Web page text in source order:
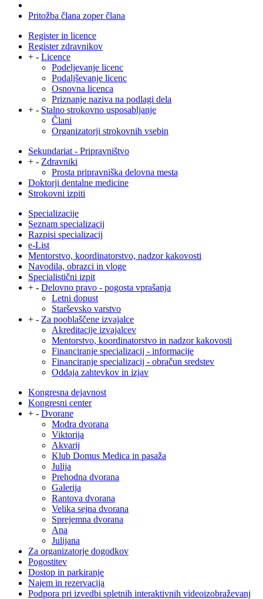
Pritožba člana zoper člana
Register in licence
Register zdravnikov
+ - Licence
Podeljevanje licenc
Podaljševanje licenc
Osnovna licenca
Priznanje naziva na podlagi dela
+ - Stalno strokovno usposabljanje
Člani
Organizatorji strokovnih vsebin
Sekundariat - Pripravništvo
+ - Zdravniki
Prosta pripravniška delovna mesta
Doktorji dentalne medicine
Strokovni izpiti
Specializacije
Seznam specializacij
Razpisi specializacij
e-List
Mentorstvo, koordinatorstvo, nadzor kakovosti
Navodila, obrazci in vloge
Specialistični izpit
+ - Delovno pravo - pogosta vprašanja
Letni dopust
Starševsko varstvo
+ - Za pooblaščene izvajalce
Akreditacije izvajalcev
Mentorstvo, koordinatorstvo in nadzor kakovosti
Financiranje specializacij - informacije
Financiranje specializacij - obračun sredstev
Oddaja zahtevkov in izjav
Kongresna dejavnost
Kongresni center
+ - Dvorane
Modra dvorana
Viktorija
Akvarij
Klub Domus Medica in pasaža
Julija
Prehodna dvorana
Galerija
Rantova dvorana
Velika sejna dvorana
Sprejemna dvorana
Ana
Julijana
Za organizatorje dogodkov
Pogostitev
Dostop in parkiranje
Najem in rezervacija
Podpora pri izvedbi spletnih interaktivnih videoizobraževanj